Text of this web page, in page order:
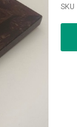
SKU